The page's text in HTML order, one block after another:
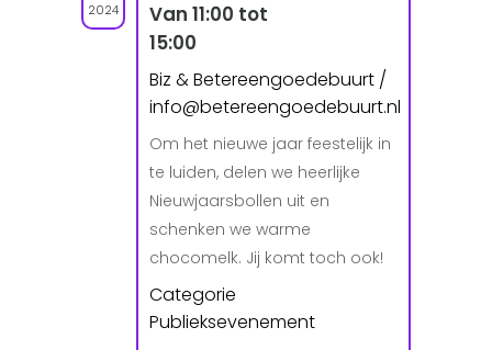
2024
Van 11:00 tot
15:00
Biz & Betereengoedebuurt /
info@betereengoedebuurt.nl
Om het nieuwe jaar feestelijk in
te luiden, delen we heerlijke
Nieuwjaarsbollen uit en
schenken we warme
chocomelk. Jij komt toch ook!
Categorie
Publieksevenement